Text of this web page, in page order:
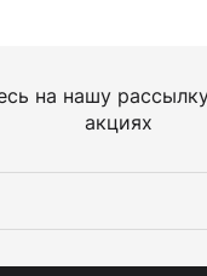
на нашу
акциях